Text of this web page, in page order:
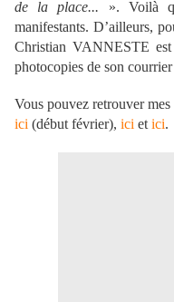
de la place... ». Voilà
manifestants. D’ailleurs,
Christian VANNESTE
photocopies de son
Vous pouvez retrouver
ici (début février), ici et ici.